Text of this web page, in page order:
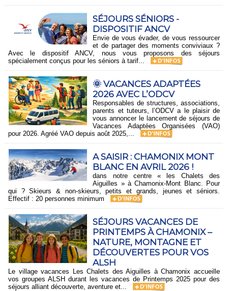
SÉJOURS SÉNIORS -
DISPOSITIF ANCV
Envie de vous évader, de vous ressourcer
et de partager des moments conviviaux ?
Avec le dispositif ANCV, nous vous proposons des séjours
spécialement conçus pour les séniors à tarif...
🌞 VACANCES ADAPTÉES
2026 AVEC L’ODCV
Responsables de structures, associations,
parents et tuteurs, l’ODCV a le plaisir de
vous annoncer le lancement de séjours de
Vacances Adaptées Organisées (VAO)
pour 2026. Agréé VAO depuis août 2025,...
A SAISIR : CHAMONIX MONT
BLANC EN AVRIL 2026 !
dans notre centre « les Chalets des
Aiguilles » à Chamonix-Mont Blanc. Pour
qui ? Skieurs & non-skieurs, petits et grands, jeunes et séniors.
Effectif : 20 personnes minimum
SÉJOURS VACANCES DE
PRINTEMPS À CHAMONIX –
NATURE, MONTAGNE ET
DÉCOUVERTES POUR VOS
ALSH​
Le village vacances Les Chalets des Aiguilles à Chamonix accueille
vos groupes ALSH durant les vacances de Printemps 2025 pour des
séjours alliant découverte, aventure et...